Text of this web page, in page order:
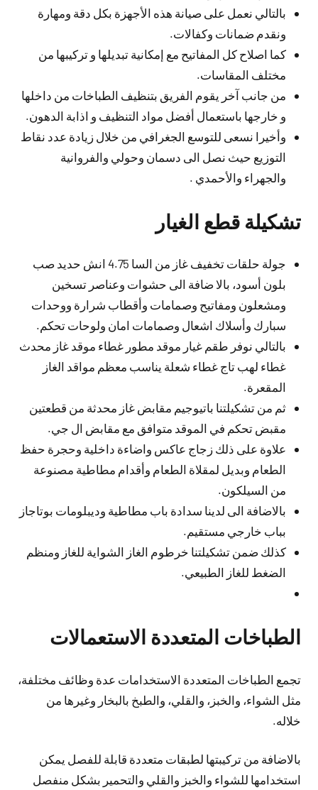
بالتالي نعمل على صيانة هذه الأجهزة بكل دقة ومهارة
ونقدم ضمانات وكفالات.
كما اصلاح كل المفاتيح مع إمكانية تبديلها و تركيبها من
مختلف المقاسات.
من جانب آخر يقوم الفريق بتنظيف الطباخات من داخلها
و خارجها باستعمال أفضل مواد التنظيف و اذابة الدهون.
وأخيرا نسعى للتوسع الجغرافي من خلال زيادة عدد نقاط
التوزيع حيث نصل الى دسمان وحولي والفروانية
والجهراء والأحمدي .
تشكيلة قطع الغيار
جولة حلقات تخفيف غاز من السا 4.75 انش حديد صب
بلون أسود، بالا ضافة الى حشوات وعناصر تسخين
ومشعلون ومفاتيح وصمامات وأقطاب شرارة ووحدات
سبارك وأسلاك اشعال وصمامات امان ولوحات تحكم.
بالتالي نوفر طقم غيار موقد مطور غطاء موقد غاز محدث
غطاء لهب تاج غطاء شعلة يناسب معظم مواقد الغاز
المقعرة.
ثم من تشكيلتنا باتيوجيم مقابض غاز محدثة من قطعتين
مقبض تحكم في الموقد متوافق مع مقابض ال جي.
علاوة على ذلك زجاج عاكس واضاءة داخلية وحجرة حفظ
الطعام وبديل لمقلاة الطعام وأقدام مطاطية مصنوعة
من السيلكون.
بالاضافة الى لدينا سدادة باب مطاطية وديبلومات بوتاجاز
بباب خارجي مستقيم.
كذلك ضمن تشكيلتنا خرطوم الغاز الشواية للغاز ومنظم
الضغط للغاز الطبيعي.
الطباخات المتعددة الاستعمالات
تجمع الطباخات المتعددة الاستخدامات عدة وظائف مختلفة،
مثل الشواء، والخبز، والقلي، والطبخ بالبخار وغيرها من
خلاله.
بالاضافة من تركيبتها لطبقات متعددة قابلة للفصل يمكن
استخدامها للشواء والخبز والقلي والتحمير بشكل منفصل